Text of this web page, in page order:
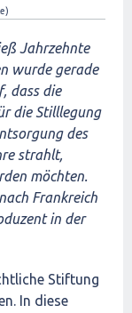
Jahrzehnte
wurde gerade
dass die
die Stilllegung
des
strahlt,
möchten.
Frankreich
in der
Stiftung
In diese